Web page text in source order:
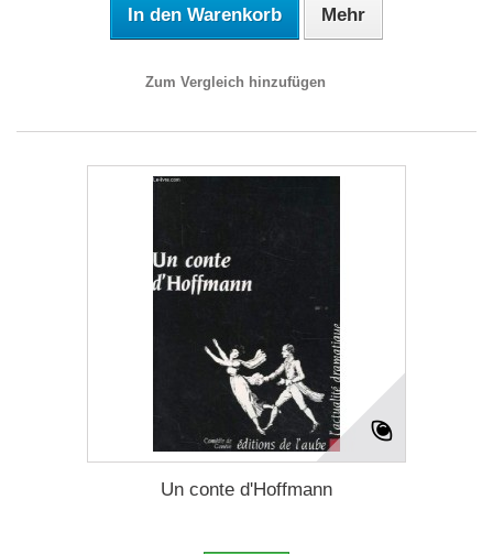
In den Warenkorb Mehr
Zum Vergleich hinzufügen
Un conte d'Hoffmann